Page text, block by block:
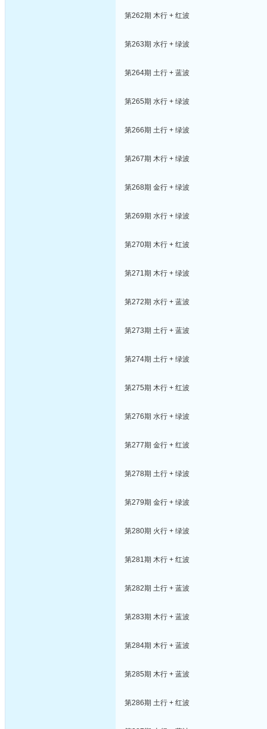
第262期 木行 + 红波
第263期 水行 + 绿波
第264期 土行 + 蓝波
第265期 水行 + 绿波
第266期 土行 + 绿波
第267期 木行 + 绿波
第268期 金行 + 绿波
第269期 水行 + 绿波
第270期 木行 + 红波
第271期 木行 + 绿波
第272期 水行 + 蓝波
第273期 土行 + 蓝波
第274期 土行 + 绿波
第275期 木行 + 红波
第276期 水行 + 绿波
第277期 金行 + 红波
第278期 土行 + 绿波
第279期 金行 + 绿波
第280期 火行 + 绿波
第281期 木行 + 红波
第282期 土行 + 蓝波
第283期 木行 + 蓝波
第284期 木行 + 蓝波
第285期 木行 + 蓝波
第286期 土行 + 红波